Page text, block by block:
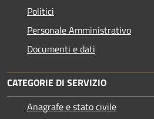
Politici
Personale Amministrativo
Documenti e dati
CATEGORIE DI SERVIZIO
Anagrafe e stato civile